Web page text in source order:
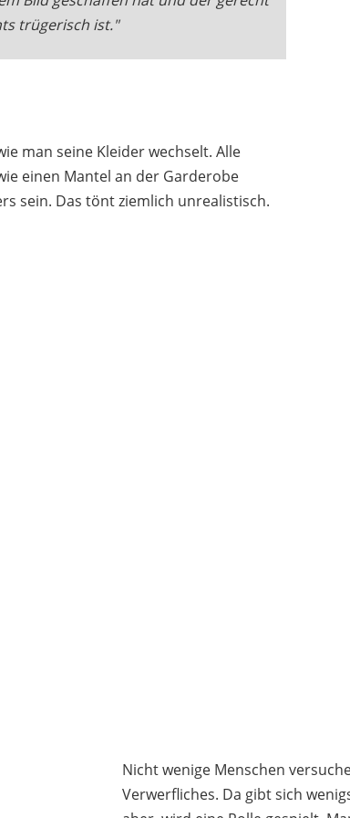
trügerisch ist."
man seine Kleider wechselt. Alle
einen Mantel an der Garderobe
sein. Das tönt ziemlich unrealistisch.
Nicht wenige Menschen
Verwerfliches. Da gibt sich